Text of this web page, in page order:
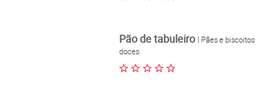
Pão de tabuleiro | Pães e biscoitos
doces